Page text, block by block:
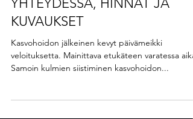
KASVOHOITOJEN
YHTEYDESSÄ, HINNAT JA
KUVAUKSET
Kasvohoidon jälkeinen kevyt päivämeikki